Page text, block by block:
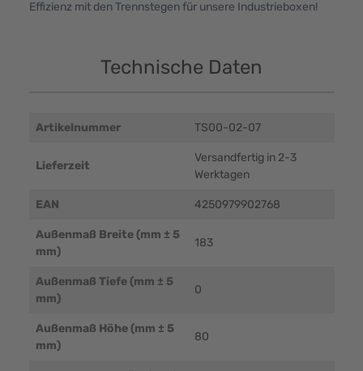
Effizienz mit den Trennstegen für unsere Industrieboxen!
Technische Daten
Artikelnummer TS00-02-07
Lieferzeit
Versandfertig in 2-3
Werktagen
EAN 4250979902768
Außenmaß Breite (mm ± 5
mm)
183
Außenmaß Tiefe (mm ± 5
mm)
0
Außenmaß Höhe (mm ± 5
mm)
80